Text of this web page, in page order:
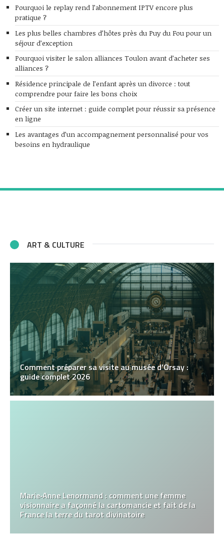
Pourquoi le replay rend l’abonnement IPTV encore plus
pratique ?
Les plus belles chambres d’hôtes près du Puy du Fou pour un
séjour d’exception
Pourquoi visiter le salon alliances Toulon avant d’acheter ses
alliances ?
Résidence principale de l’enfant après un divorce : tout
comprendre pour faire les bons choix
Créer un site internet : guide complet pour réussir sa présence
en ligne
Les avantages d’un accompagnement personnalisé pour vos
besoins en hydraulique
ART & CULTURE
Comment préparer sa visite au musée d’Orsay :
guide complet 2026
Marie‑Anne Lenormand : comment une femme
visionnaire a façonné la cartomancie et fait de la
France la terre du tarot divinatoire